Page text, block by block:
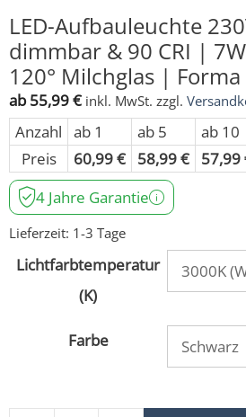
LED-Aufbauleuchte
dimmbar & 90 CRI |
120° Milchglas |
ab55,99€ inkl. MwSt. zzgl.
Anzahl ab 1 ab 5 ab 10
Preis
60,99€ 58,99€ 57,99
4 Jahre Garantie
Lieferzeit: 1-3 Tage
Lichtfarbtemperatur
(K)
Farbe